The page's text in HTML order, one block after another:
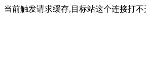
当前触发请求缓存,目标站这个连接打